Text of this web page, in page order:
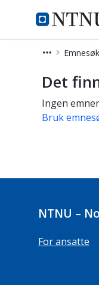
NTNU
Studier
Emnesøk
Om emnet
Det
Ingen
Bruk
NTNU –
For ansatte